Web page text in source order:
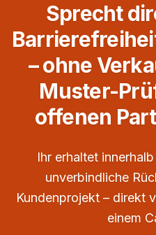
Sprecht
– ohne
Muster-
offenen
Ihr erhaltet
unverbindliche
Kundenprojekt – direkt
einem